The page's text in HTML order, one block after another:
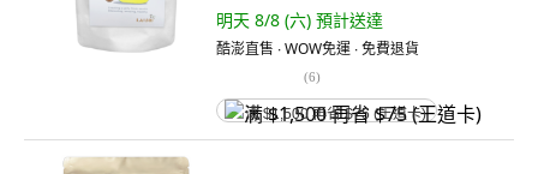
明天 8/8 (六) 預計送達
酷澎直售 ∙ WOW免運 ∙ 免費退貨
(6)
满 $1,500 再省 $75 (王道卡)